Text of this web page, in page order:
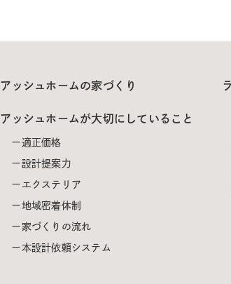
アッシュホームの家づくり
アッシュホームが大切にしていること
適正価格
設計提案力
エクステリア
地域密着体制
家づくりの流れ
本設計依頼システム